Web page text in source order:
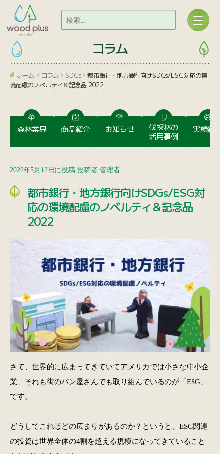
コラム
ホーム コラム SDGs
都市銀行・地方銀行向けSDGs/ESG対応の環
境配慮のノベルティ＆記念品 2022
森林業界 商品紹介 お知らせ
伐採林の
活用事例
実績紹
2022年5月12日 に投稿 投稿者 管理者
都市銀行・地方銀行向けSDGs/ESG対
応の環境配慮のノベルティ＆記念品
2022
さて、世界的に広まってきていてアメリカでは小さな中小企
業、それも街のパン屋さんでも取り組んでいるのが「ESG」
です。
どうしてこれほどの広まりがあるのか？というと、ESG関連
の投資は世界全体の4割を超える規模になってきていること